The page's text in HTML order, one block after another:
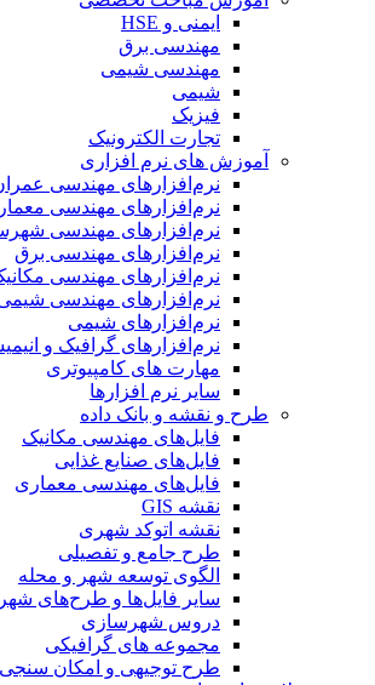
ایمنی و HSE
مهندسی برق
مهندسی شیمی
شیمی
فیزیک
تجارت الکترونیک
آموزش های نرم افزاری
نرم‌افزارهای مهندسی عمران
نرم‌افزارهای مهندسی معماری
نرم‌افزارهای مهندسی شهرسازی
نرم‌افزارهای مهندسی برق
نرم‌افزارهای مهندسی مکانیک
نرم‌افزارهای مهندسی شیمی
نرم‌افزارهای شیمی
نرم‌افزارهای گرافیک و انیمیشن
مهارت های کامپیوتری
سایر نرم افزارها
طرح و نقشه و بانک داده
فایل‌های مهندسی مکانیک
فایل‌های صنایع غذایی
فایل‌های مهندسی معماری
نقشه GIS
نقشه اتوکد شهری
طرح جامع و تفصیلی
الگوی توسعه شهر و محله
سایر فایل‌ها و طرح‌های شهری
دروس شهرسازی
مجموعه های گرافیکی
طرح توجیهی و امکان سنجی